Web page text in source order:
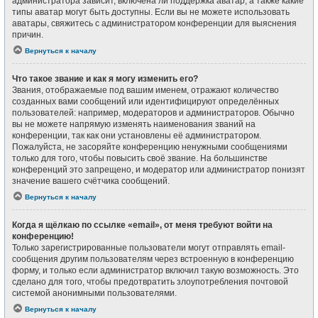
типы аватар могут быть доступны. Если вы не можете использовать
аватары, свяжитесь с администратором конференции для выяснения
причин.
Вернуться к началу
Что такое звание и как я могу изменить его?
Звания, отображаемые под вашим именем, отражают количество
созданных вами сообщений или идентифицируют определённых
пользователей: например, модераторов и администраторов. Обычно
вы не можете напрямую изменять наименования званий на
конференции, так как они установлены её администратором.
Пожалуйста, не засоряйте конференцию ненужными сообщениями
только для того, чтобы повысить своё звание. На большинстве
конференций это запрещено, и модератор или администратор понизят
значение вашего счётчика сообщений.
Вернуться к началу
Когда я щёлкаю по ссылке «email», от меня требуют войти на
конференцию!
Только зарегистрированные пользователи могут отправлять email-
сообщения другим пользователям через встроенную в конференцию
форму, и только если администратор включил такую возможность. Это
сделано для того, чтобы предотвратить злоупотребления почтовой
системой анонимными пользователями.
Вернуться к началу